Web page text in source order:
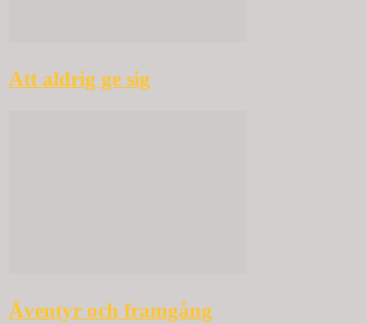
Att aldrig ge sig
Äventyr och framgång